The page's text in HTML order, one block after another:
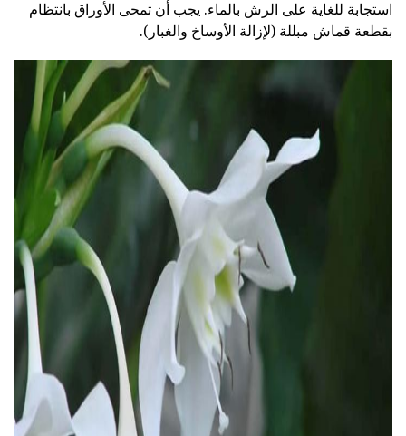
استجابة للغاية على الرش بالماء. يجب أن تمحى الأوراق بانتظام
بقطعة قماش مبللة (لإزالة الأوساخ والغبار).
ad